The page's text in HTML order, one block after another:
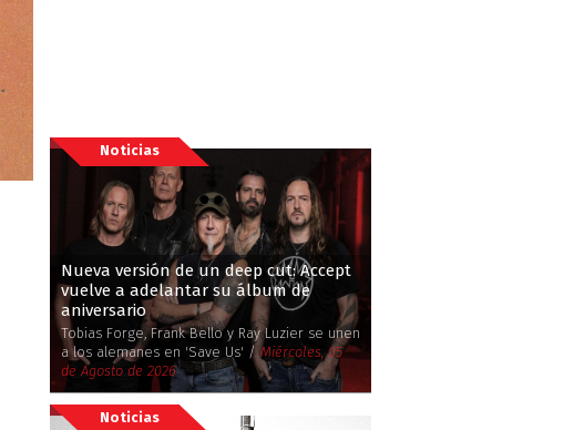
Noticias
Nueva versión de un deep cut: Accept
vuelve a adelantar su álbum de
aniversario
Tobias Forge, Frank Bello y Ray Luzier se unen
a los alemanes en 'Save Us' /Miércoles, 05
de Agosto de 2026
Noticias